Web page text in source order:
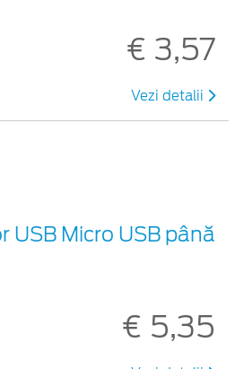
€ 3,57
Vezi detalii
USB Micro USB până
€ 5,35